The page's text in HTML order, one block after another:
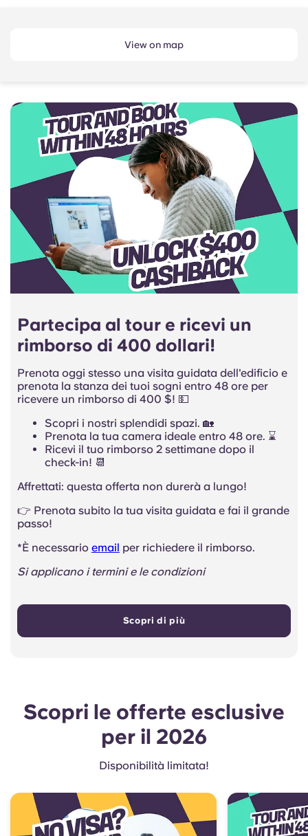
View on map
Partecipa al tour e ricevi un
rimborso di 400 dollari!
Prenota oggi stesso una visita guidata dell'edificio e
prenota la stanza dei tuoi sogni entro 48 ore per
ricevere un rimborso di 400 $! 💵
Scopri i nostri splendidi spazi. 🏡
Prenota la tua camera ideale entro 48 ore. ⌛
Ricevi il tuo rimborso 2 settimane dopo il
check-in! 📆
Affrettati: questa offerta non durerà a lungo!
👉 Prenota subito la tua visita guidata e fai il grande
passo!
*È necessario email per richiedere il rimborso.
Si applicano i termini e le condizioni
Scopri di più
Scopri le offerte esclusive
per il 2026
Disponibilità limitata!